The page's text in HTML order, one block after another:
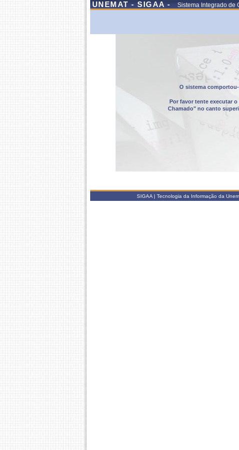
UNEMAT - SIGAA - Sistema Integrado de
O sistema
Por favor tente executar
Chamado" no canto
SIGAA | Tecnologia da Informação da